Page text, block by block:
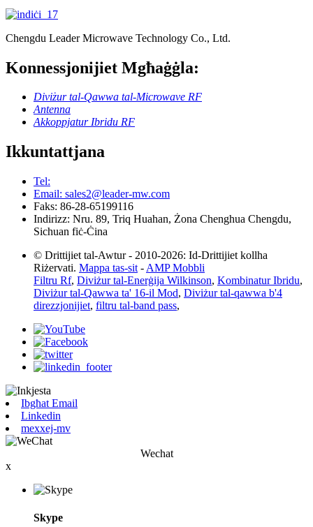
Chengdu Leader Microwave Technology Co., Ltd.
Konnessjonijiet Mgħaġġla:
Diviżur tal-Qawwa tal-Microwave RF
Antenna
Akkoppjatur Ibridu RF
Ikkuntattjana
Tel:
Email: sales2@leader-mw.com
Faks: 86-28-65199116
Indirizz: Nru. 89, Triq Huahan, Żona Chenghua Chengdu,
Sichuan fiċ-Ċina
© Drittijiet tal-Awtur - 2010-2026: Id-Drittijiet kollha
Riżervati. Mappa tas-sit - AMP Mobbli
Filtru Rf, Diviżur tal-Enerġija Wilkinson, Kombinatur Ibridu,
Diviżur tal-Qawwa ta' 16-il Mod, Diviżur tal-qawwa b'4
direzzjonijiet, filtru tal-band pass,
Ibgħat Email
Linkedin
mexxej-mv
Wechat
x
Skype